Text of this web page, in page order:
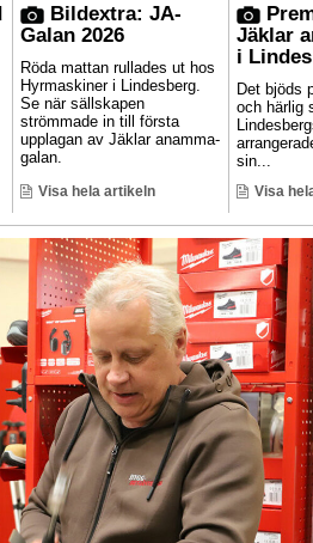
Bildextra: JA-
Galan 2026
Röda mattan rullades ut hos
Hyrmaskiner i Lindesberg.
Se när sällskapen
strömmade in till första
upplagan av Jäklar anamma-
galan.
Visa hela artikeln
Jäklar
i
Det bjöds
och härlig
sin...
Visa